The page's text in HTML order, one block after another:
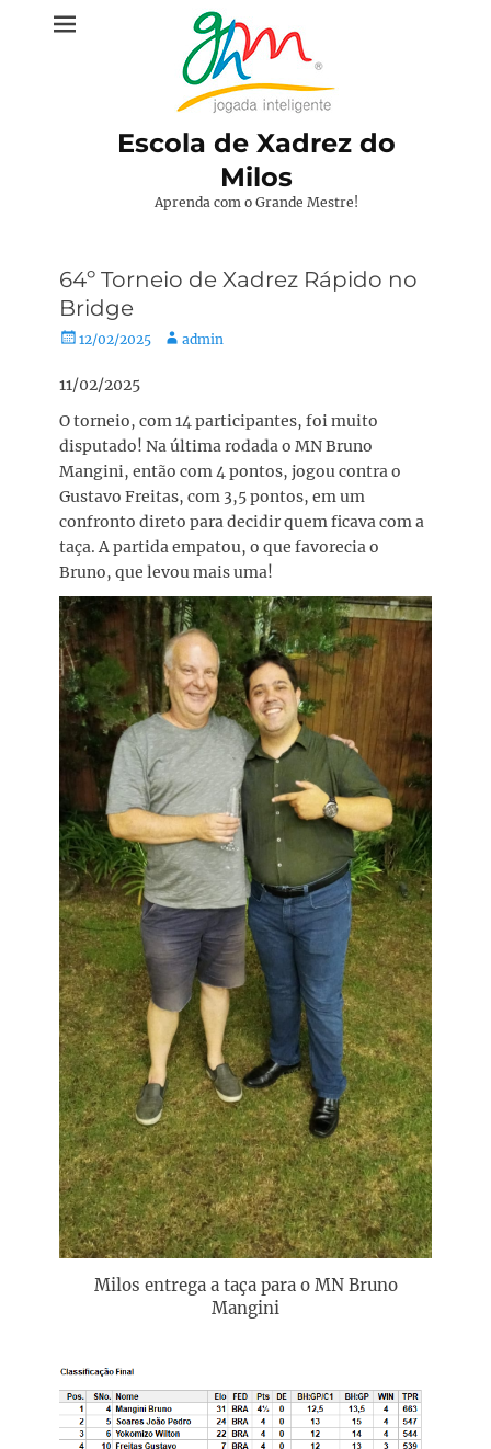
Escola de Xadrez do
Milos
Aprenda com o Grande Mestre!
64º Torneio de Xadrez Rápido no
Bridge
Posted
12/02/2025 Autor:
admin
11/02/2025
O torneio, com 14 participantes, foi muito
disputado! Na última rodada o MN Bruno
Mangini, então com 4 pontos, jogou contra o
Gustavo Freitas, com 3,5 pontos, em um
confronto direto para decidir quem ficava com a
taça. A partida empatou, o que favorecia o
Bruno, que levou mais uma!
Milos entrega a taça para o MN Bruno
Mangini